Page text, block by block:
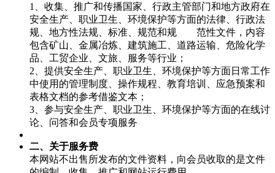
1、收集、推广和传播国家、行政主管部门和地方政府在
安全生产、职业卫生、环境保护等方面的法律、行政法
规、地方性法规、标准、规范和规 范性文件，内容
包含矿山、金属冶炼、建筑施工、道路运输、危险化学
品、工贸企业、文旅、服务等行业；
2、提供安全生产、职业卫生、环境保护等方面日常工作
中使用的管理制度、操作规程、教育培训、应急预案和
表格文档的参考借鉴文本；
3、参与安全生产、职业卫生、环境保护等方面的在线讨
论、问答和会员专项服务
二、关于服务费
本网站不出售所发布的文件资料，向会员收取的是文件